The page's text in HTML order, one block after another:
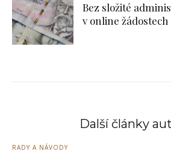
Bez složité
v online žádostech
Další články
RADY A NÁVODY